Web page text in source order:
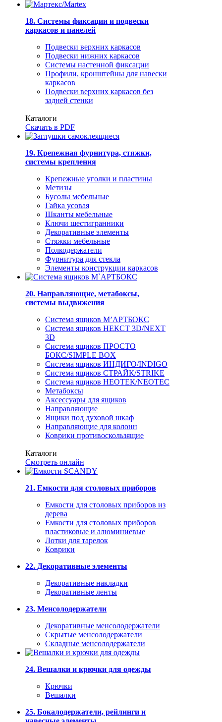
18. Системы фиксации и подвески
каркасов и панелей
Подвески верхних каркасов
Подвески нижних каркасов
Системы настенной фиксации
Профили, кронштейны для навески
каркасов
Подвески верхних каркасов без
задней стенки
Каталоги
Скачать в PDF
19. Крепежная фурнитура, стяжки,
системы крепления
Крепежные уголки и пластины
Метизы
Бусолы мебельные
Гайка усовая
Шканты мебельные
Ключи шестигранники
Декоративные элементы
Стяжки мебельные
Полкодержатели
Фурнитура для стекла
Элементы конструкции каркасов
20. Направляющие, метабоксы,
системы выдвижения
Система ящиков М’АРТБОКС
Система ящиков НЕКСТ 3D/NEXT
3D
Система ящиков ПРОСТО
БОКС/SIMPLE BOX
Система ящиков ИНДИГО/INDIGO
Система ящиков СТРАЙК/STRIKE
Система ящиков НЕОТЕК/NEOTEC
Метабоксы
Аксессуары для ящиков
Направляющие
Ящики под духовой шкаф
Направляющие для колонн
Коврики противоскользящие
Каталоги
Смотреть онлайн
21. Емкости для столовых приборов
Емкости для столовых приборов из
дерева
Емкости для столовых приборов
пластиковые и алюминиевые
Лотки для тарелок
Коврики
22. Декоративные элементы
Декоративные накладки
Декоративные ленты
23. Менсолодержатели
Декоративные менсолодержатели
Скрытые менсолодержатели
Складные менсолодержатели
24. Вешалки и крючки для одежды
Крючки
Вешалки
25. Бокалодержатели, рейлинги и